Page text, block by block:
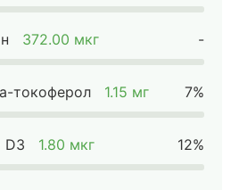
372.00 мкг -
токоферол 1.15 мг 7%
D3 1.80 мкг 12%